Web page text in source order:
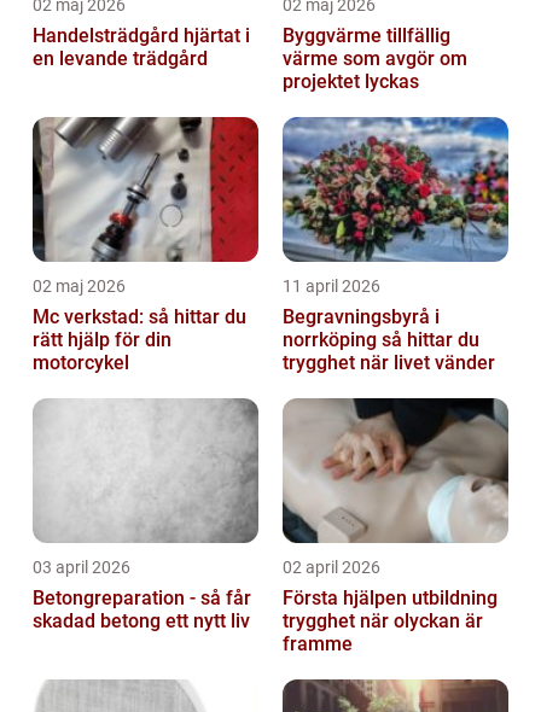
02 maj 2026
Handelsträdgård hjärtat i
en levande trädgård
02 maj 2026
Byggvärme tillfällig
värme som avgör om
projektet lyckas
02 maj 2026
Mc verkstad: så hittar du
rätt hjälp för din
motorcykel
11 april 2026
Begravningsbyrå i
norrköping så hittar du
trygghet när livet vänder
03 april 2026
Betongreparation - så får
skadad betong ett nytt liv
02 april 2026
Första hjälpen utbildning
trygghet när olyckan är
framme